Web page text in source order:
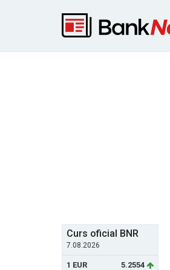
Curs oficial BNR
7.08.2026
1 EUR
5.2554